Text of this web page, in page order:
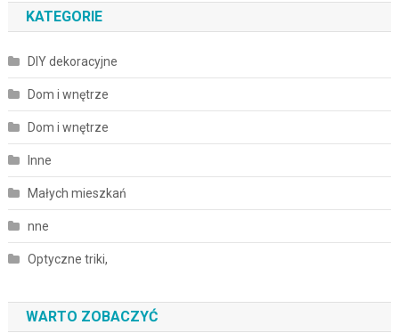
KATEGORIE
DIY dekoracyjne
Dom i wnętrze
Dom i wnętrze
Inne
Małych mieszkań
nne
Optyczne triki,
WARTO ZOBACZYĆ